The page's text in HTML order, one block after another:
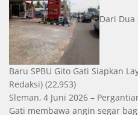
Dari Dua
Baru SPBU Gito Gati Siapkan
Redaksi) (22,953)
Sleman, 4 Juni 2026 –
Gati membawa angin segar